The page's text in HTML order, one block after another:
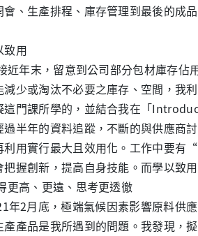
會、生產排程、庫存管理到最後的成
致用
近年末，留意到公司部分包材庫存
減少或淘汰不必要之庫存、空間，我
這門課所學的，並結合我在「
過半年的資料追蹤，不斷的與供應商
利用實行最大且效用化。工作中要
把握創新，提高自身技能。而學以致
更高、更遠、思考更透徹
2月底，極端氣候因素影響原料供應
產產品是我所遇到的問題。我發現，